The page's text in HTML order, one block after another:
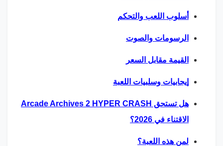
أسلوب اللعب والتحكم
الرسومات والصوت
القيمة مقابل السعر
إيجابيات وسلبيات اللعبة
هل تستحق Arcade Archives 2 HYPER CRASH
الاقتناء في 2026؟
لمن هذه اللعبة؟